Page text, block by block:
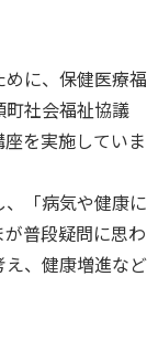
に、保健医療福
社会福祉協議
を実施していま
「病気や健康に
普段疑問に思わ
、健康増進など